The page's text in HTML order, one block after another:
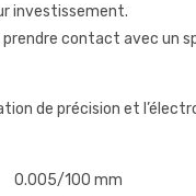
investissement.
prendre contact avec un
de précision et
100 mm